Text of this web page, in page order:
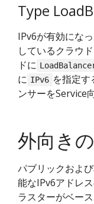
Type
IPv6が有効にな
しているクラウ
ドに
に IPv6 を指定
ンサーをService
外向き
パブリックおよ
能なIPv6アドレ
ラスターがベー